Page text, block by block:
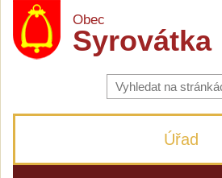
Obec
Syrovátka
Vyhledávání
na
stránkách
Úřad